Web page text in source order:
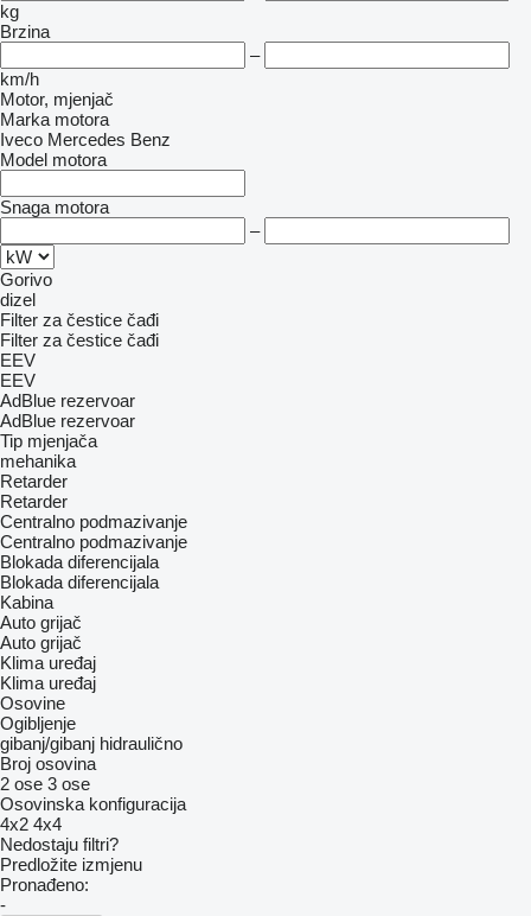
kg
Brzina
–
km/h
Motor, mjenjač
Marka motora
Iveco Mercedes Benz
Model motora
Snaga motora
–
Gorivo
dizel
Filter za čestice čađi
Filter za čestice čađi
EEV
EEV
AdBlue rezervoar
AdBlue rezervoar
Tip mјenjača
mehanika
Retarder
Retarder
Centralno podmazivanje
Centralno podmazivanje
Blokada diferencijala
Blokada diferencijala
Kabina
Auto grijač
Auto grijač
Klima uređaj
Klima uređaj
Osovine
Ogibljenje
gibanj/gibanj hidraulično
Broj osovina
2 ose 3 ose
Osovinska konfiguracija
4x2 4x4
Nedostaju filtri?
Predložite izmjenu
Pronađeno:
-